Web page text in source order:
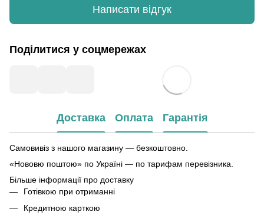
Написати відгук
Поділитися у соцмережах
Доставка Оплата Гарантія
Самовивіз з нашого магазину — безкоштовно.
«Нововю поштою» по Україні — по тарифам перевізника.
Більше інформації про доставку
Готівкою при отриманні
Кредитною карткою